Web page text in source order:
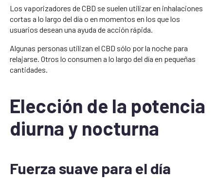
Los vaporizadores de CBD se suelen utilizar en inhalaciones
cortas a lo largo del día o en momentos en los que los
usuarios desean una ayuda de acción rápida.
Algunas personas utilizan el CBD sólo por la noche para
relajarse. Otros lo consumen a lo largo del día en pequeñas
cantidades.
Elección de la potencia
diurna y nocturna
Fuerza suave para el día